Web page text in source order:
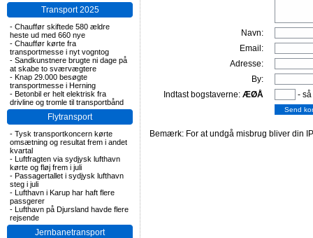
Transport 2025
- Chauffør skiftede 580 ældre
heste ud med 660 nye
- Chauffør kørte fra
transportmesse i nyt vogntog
- Sandkunstnere brugte ni dage på
at skabe to sværvægtere
- Knap 29.000 besøgte
transportmesse i Herning
- Betonbil er helt elektrisk fra
drivline og tromle til transportbånd
Flytransport
- Tysk transportkoncern kørte
omsætning og resultat frem i andet
kvartal
- Luftfragten via sydjysk lufthavn
kørte og fløj frem i juli
- Passagertallet i sydjysk lufthavn
steg i juli
- Lufthavn i Karup har haft flere
passgerer
- Lufthavn på Djursland havde flere
rejsende
Jernbanetransport
Navn:
Email:
Adresse:
By:
Indtast bogstaverne: ÆØÅ -
Bemærk: For at undgå misbrug bliver din